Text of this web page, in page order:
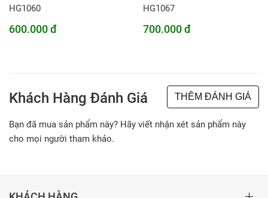
HG1060
600.000 đ
HG1067
700.000 đ
Khách Hàng Đánh Giá THÊM ĐÁNH GIÁ
Bạn đã mua sản phẩm này? Hãy viết nhận xét sản phẩm này
cho mọi người tham khảo.